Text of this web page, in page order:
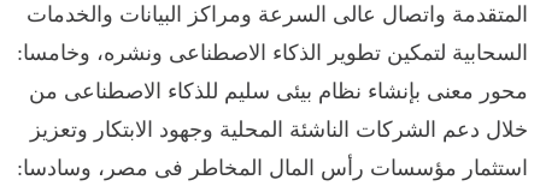
المتقدمة واتصال عالى السرعة ومراكز البيانات والخدمات
السحابية لتمكين تطوير الذكاء الاصطناعى ونشره، وخامسا:
محور معنى بإنشاء نظام بيئى سليم للذكاء الاصطناعى من
خلال دعم الشركات الناشئة المحلية وجهود الابتكار وتعزيز
استثمار مؤسسات رأس المال المخاطر فى مصر، وسادسا: